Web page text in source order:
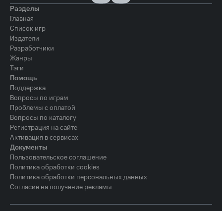
Разделы
Главная
Список игр
Издатели
Разработчики
Жанры
Тэги
Помощь
Поддержка
Вопросы по играм
Проблемы с оплатой
Вопросы по каталогу
Регистрация на сайте
Активация в сервисах
Документы
Пользовательское соглашение
Политика обработки cookies
Политика обработки персональных данных
Согласие на получение рекламы